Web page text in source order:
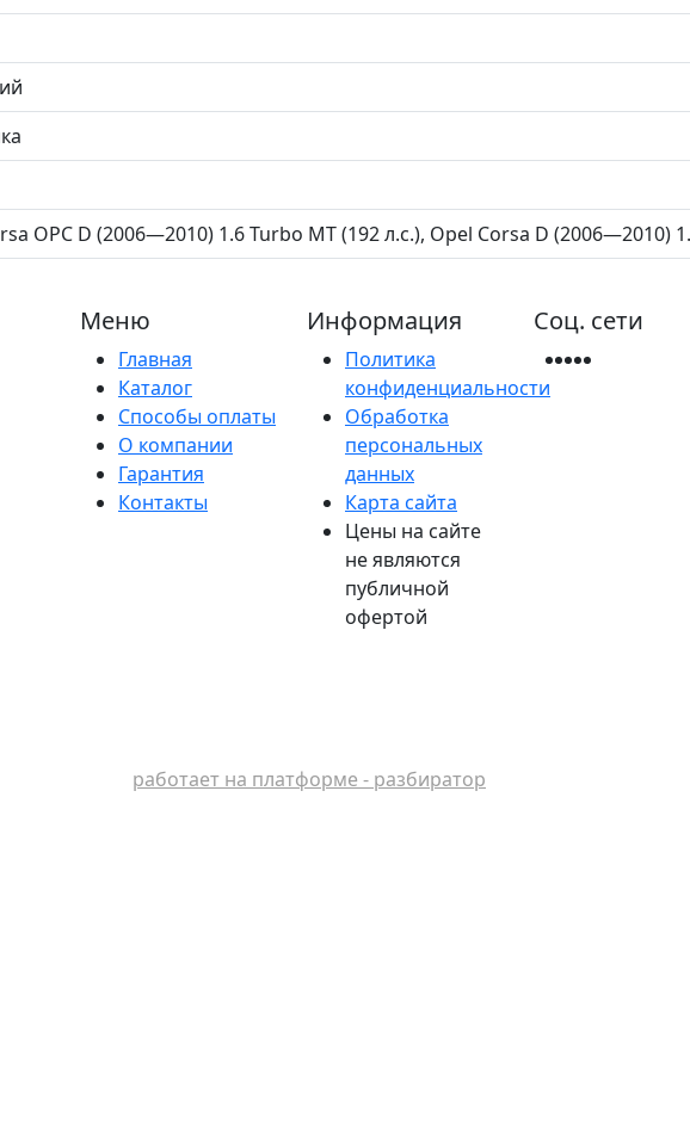
OPC D (2006—2010) 1.6 Turbo MT (192 л.с.), Opel Corsa D (2006—2010)
Меню
Главная
Каталог
Способы оплаты
О компании
Гарантия
Контакты
Информация
Политика
конфиденциальности
Обработка
персональных
данных
Карта сайта
Цены на сайте
не являются
публичной
офертой
Соц. сети
работает на платформе - разбиратор